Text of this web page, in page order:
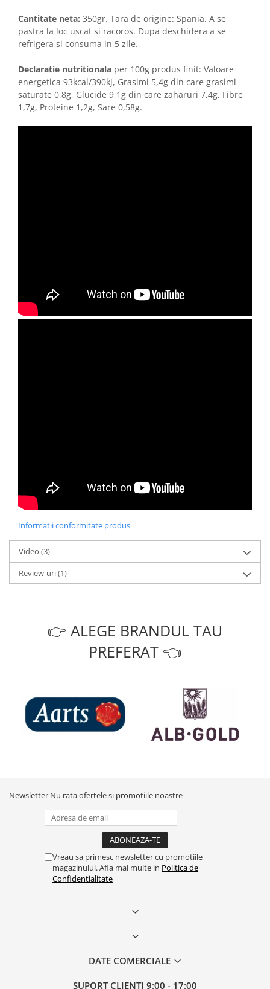
Cantitate neta: 350gr. Tara de origine: Spania. A se
pastra la loc uscat si racoros. Dupa deschidera a se
refrigera si consuma in 5 zile.
Declaratie nutritionala per 100g produs finit: Valoare
energetica 93kcal/390kj, Grasimi 5,4g din care grasimi
saturate 0,8g, Glucide 9,1g din care zaharuri 7,4g, Fibre
1,7g, Proteine 1,2g, Sare 0,58g.
Informatii conformitate produs
Video (3)
Review-uri(1)
👉 ALEGE BRANDUL TAU
PREFERAT 👈
Newsletter Nu rata ofertele si promotiile noastre
Vreau sa primesc newsletter cu promotiile
magazinului. Afla mai multe in Politica de
Confidentialitate
DATE COMERCIALE
SUPORT CLIENTI 9:00 - 17:00